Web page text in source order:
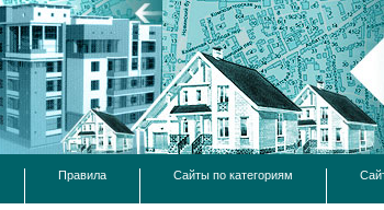
Правила Сайты по категориям